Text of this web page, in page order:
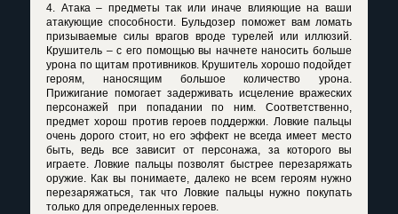
4. Атака – предметы так или иначе влияющие на ваши
атакующие способности. Бульдозер поможет вам ломать
призываемые силы врагов вроде турелей или иллюзий.
Крушитель – с его помощью вы начнете наносить больше
урона по щитам противников. Крушитель хорошо подойдет
героям, наносящим большое количество урона.
Прижигание помогает задерживать исцеление вражеских
персонажей при попадании по ним. Соответственно,
предмет хорош против героев поддержки. Ловкие пальцы
очень дорого стоит, но его эффект не всегда имеет место
быть, ведь все зависит от персонажа, за которого вы
играете. Ловкие пальцы позволят быстрее перезаряжать
оружие. Как вы понимаете, далеко не всем героям нужно
перезаряжаться, так что Ловкие пальцы нужно покупать
только для определенных героев.